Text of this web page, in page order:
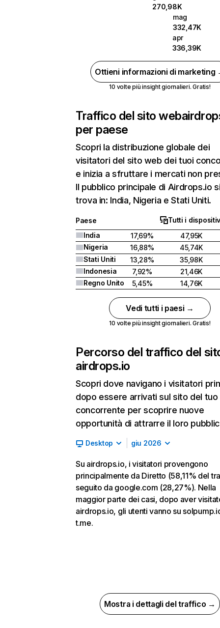
270,98K
mag
332,47K
apr
336,39K
Ottieni informazioni di marketing
10 volte più insight giornalieri. Gratis!
Traffico del sito web
per paese
Scopri la distribuzione globale dei
visitatori del sito web dei tuoi
e inizia a sfruttare i mercati non
Il pubblico principale di Airdrops.io
trova in: India, Nigeria e Stati Uniti.
Paese
Tutti i
India
17,69%
47,95K
Nigeria
16,88%
45,74K
Stati Uniti
13,28%
35,98K
Indonesia
7,92%
21,46K
Regno Unito
5,45% 14,76K
Vedi tutti i paesi →
10 volte più insight giornalieri. Gratis!
Percorso del traffico del
airdrops.io
Scopri dove navigano i visitatori
dopo essere arrivati sul sito del tuo
concorrente per scoprire nuove
opportunità di attrarre il loro
Desktop giu 2026
Su airdrops.io, i visitatori provengono
principalmente da Diretto (58,11% del
seguito da google.com (28,27%). Nella
maggior parte dei casi, dopo aver
airdrops.io, gli utenti vanno su
t.me.
Mostra i dettagli del traffico →